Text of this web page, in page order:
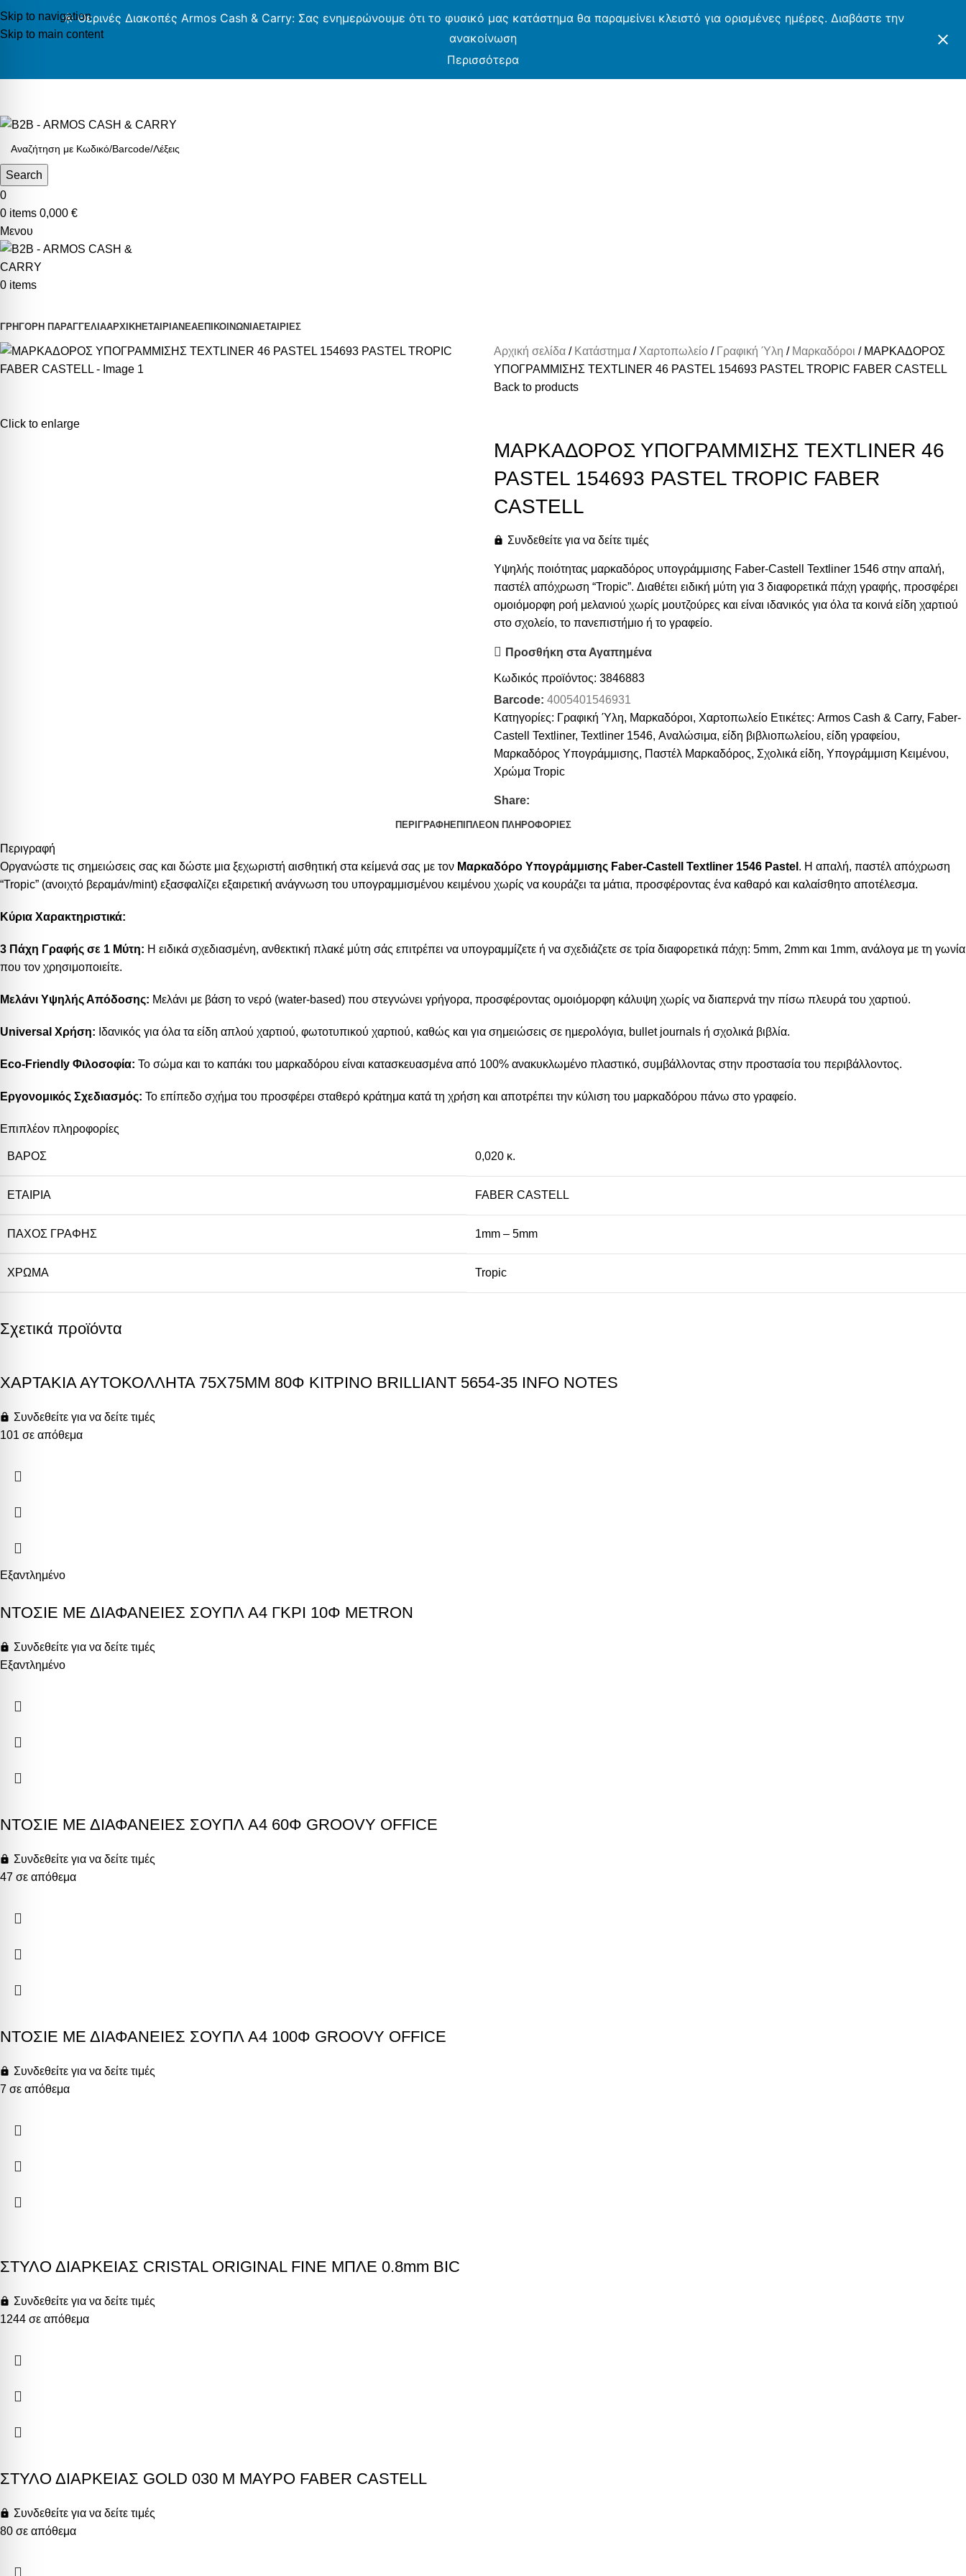
Skip to navigation
Skip to main content
☀️ Θερινές Διακοπές Armos Cash & Carry: Σας ενημερώνουμε ότι το φυσικό μας κατάστημα θα παραμείνει κλειστό για ορισμένες ημέρες. Διαβάστε την
ανακοίνωση
Περισσότερα
Search
0
0 items 0,000 €
Μενου
0 items
ΓΡΗΓΟΡΗ ΠΑΡΑΓΓΕΛΙΑΑΡΧΙΚΗ ΕΤΑΙΡΙΑΝΕΑΕΠΙΚΟΙΝΩΝΙΑΕΤΑΙΡΙΕΣ
Click to enlarge
Αρχική σελίδα Κατάστημα Χαρτοπωλείο Γραφική Ύλη Μαρκαδόροι
ΜΑΡΚΑΔΟΡΟΣ
ΥΠΟΓΡΑΜΜΙΣΗΣ TEXTLINER 46 PASTEL 154693 PASTEL TROPIC FABER CASTELL
Back to products
ΜΑΡΚΑΔΟΡΟΣ ΥΠΟΓΡΑΜΜΙΣΗΣ TEXTLINER 46
PASTEL 154693 PASTEL TROPIC FABER
CASTELL
Συνδεθείτε για να δείτε τιμές
Υψηλής ποιότητας μαρκαδόρος υπογράμμισης Faber-Castell Textliner 1546 στην απαλή,
παστέλ απόχρωση “Tropic”. Διαθέτει ειδική μύτη για 3 διαφορετικά πάχη γραφής, προσφέρει
ομοιόμορφη ροή μελανιού χωρίς μουτζούρες και είναι ιδανικός για όλα τα κοινά είδη χαρτιού
στο σχολείο, το πανεπιστήμιο ή το γραφείο.
Προσθήκη στα Αγαπημένα
Κωδικός προϊόντος: 3846883
Barcode: 4005401546931
Κατηγορίες: Γραφική Ύλη, Μαρκαδόροι, Χαρτοπωλείο Ετικέτες: Armos Cash & Carry, Faber-
Castell Textliner, Textliner 1546, Αναλώσιμα, είδη βιβλιοπωλείου, είδη γραφείου,
Μαρκαδόρος Υπογράμμισης, Παστέλ Μαρκαδόρος, Σχολικά είδη, Υπογράμμιση Κειμένου,
Χρώμα Tropic
Share:
ΠΕΡΙΓΡΑΦΉΕΠΙΠΛΈΟΝ ΠΛΗΡΟΦΟΡΊΕΣ
Περιγραφή
Οργανώστε τις σημειώσεις σας και δώστε μια ξεχωριστή αισθητική στα κείμενά σας με τον Μαρκαδόρο Υπογράμμισης Faber-Castell Textliner 1546 Pastel . Η απαλή, παστέλ απόχρωση
“Tropic” (ανοιχτό βεραμάν/mint) εξασφαλίζει εξαιρετική ανάγνωση του υπογραμμισμένου κειμένου χωρίς να κουράζει τα μάτια, προσφέροντας ένα καθαρό και καλαίσθητο αποτέλεσμα.
Κύρια Χαρακτηριστικά:
3 Πάχη Γραφής σε 1 Μύτη: Η ειδικά σχεδιασμένη, ανθεκτική πλακέ μύτη σάς επιτρέπει να υπογραμμίζετε ή να σχεδιάζετε σε τρία διαφορετικά πάχη: 5mm, 2mm και 1mm, ανάλογα με τη γωνία
που τον χρησιμοποιείτε.
Μελάνι Υψηλής Απόδοσης: Μελάνι με βάση το νερό (water-based) που στεγνώνει γρήγορα, προσφέροντας ομοιόμορφη κάλυψη χωρίς να διαπερνά την πίσω πλευρά του χαρτιού.
Universal Χρήση: Ιδανικός για όλα τα είδη απλού χαρτιού, φωτοτυπικού χαρτιού, καθώς και για σημειώσεις σε ημερολόγια, bullet journals ή σχολικά βιβλία.
Eco-Friendly Φιλοσοφία: Το σώμα και το καπάκι του μαρκαδόρου είναι κατασκευασμένα από 100% ανακυκλωμένο πλαστικό, συμβάλλοντας στην προστασία του περιβάλλοντος.
Εργονομικός Σχεδιασμός: Το επίπεδο σχήμα του προσφέρει σταθερό κράτημα κατά τη χρήση και αποτρέπει την κύλιση του μαρκαδόρου πάνω στο γραφείο.
Επιπλέον πληροφορίες
ΒΆΡΟΣ 0,020 κ.
ΕΤΑΙΡΊΑ FABER CASTELL
ΠΆΧΟΣ ΓΡΑΦΉΣ 1mm – 5mm
ΧΡΏΜΑ Tropic
Σχετικά προϊόντα
ΧΑΡΤΑΚΙΑ ΑΥΤΟΚΟΛΛΗΤΑ 75X75MM 80Φ ΚΙΤΡΙΝΟ BRILLIANT 5654-35 INFO NOTES
Συνδεθείτε για να δείτε τιμές
101 σε απόθεμα
Εξαντλημένο
ΝΤΟΣΙΕ ΜΕ ΔΙΑΦΑΝΕΙΕΣ ΣΟΥΠΛ A4 ΓΚΡΙ 10Φ METRON
Συνδεθείτε για να δείτε τιμές
Εξαντλημένο
ΝΤΟΣΙΕ ΜΕ ΔΙΑΦΑΝΕΙΕΣ ΣΟΥΠΛ A4 60Φ GROOVY OFFICE
Συνδεθείτε για να δείτε τιμές
47 σε απόθεμα
ΝΤΟΣΙΕ ΜΕ ΔΙΑΦΑΝΕΙΕΣ ΣΟΥΠΛ A4 100Φ GROOVY OFFICE
Συνδεθείτε για να δείτε τιμές
7 σε απόθεμα
ΣΤΥΛΟ ΔΙΑΡΚΕΙΑΣ CRISTAL ORIGINAL FINE ΜΠΛΕ 0.8mm BIC
Συνδεθείτε για να δείτε τιμές
1244 σε απόθεμα
ΣΤΥΛΟ ΔΙΑΡΚΕΙΑΣ GOLD 030 M ΜΑΥΡΟ FABER CASTELL
Συνδεθείτε για να δείτε τιμές
80 σε απόθεμα